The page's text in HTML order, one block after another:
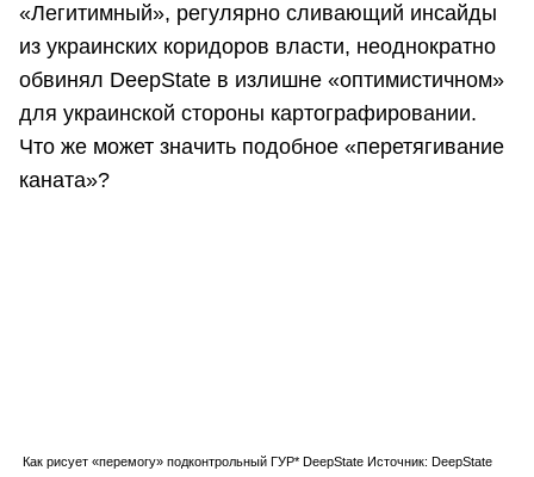
«Легитимный», регулярно сливающий инсайды
из украинских коридоров власти, неоднократно
обвинял DeepState в излишне «оптимистичном»
для украинской стороны картографировании.
Что же может значить подобное «перетягивание
каната»?
Как рисует «перемогу» подконтрольный ГУР* DeepState Источник: DeepState